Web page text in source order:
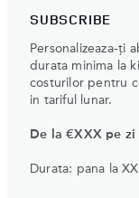
SUBSCRIBE
Personalizeaza-ți
durata minima la
costurilor pentru
in tariful lunar.
De la €XXX pe zi
Durata: pana la